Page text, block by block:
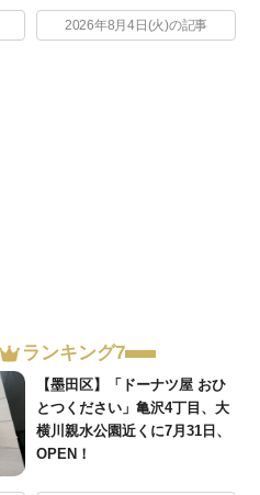
2026年8月4日(火)の記事
ランキング7
【墨田区】「ドーナツ屋 おひ
とつください」亀沢4丁目、大
横川親水公園近くに7月31日、
OPEN！